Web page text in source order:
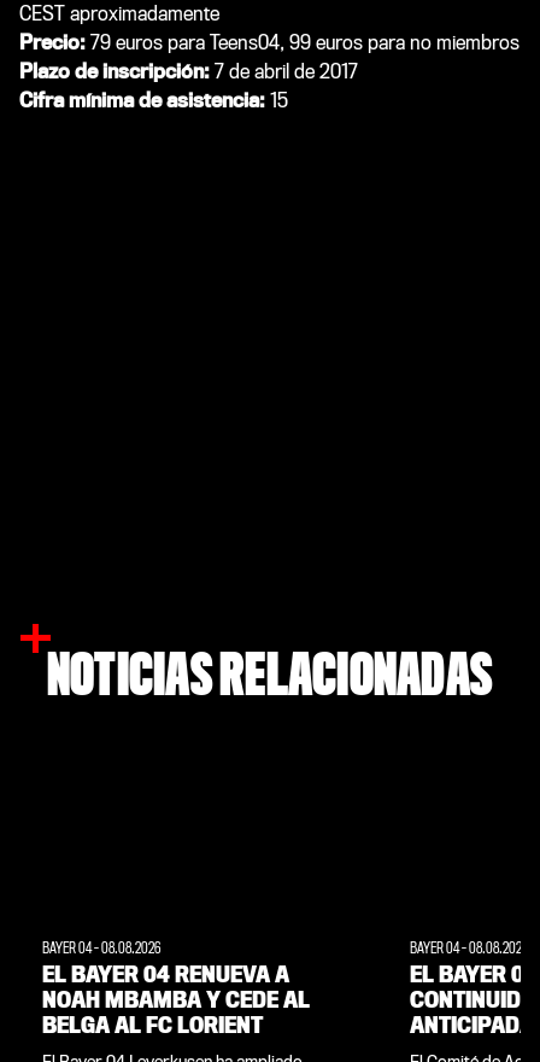
CEST aproximadamente
Precio: 79 euros para Teens04, 99 euros para no miembros
Plazo de inscripción: 7 de abril de 2017
Cifra mínima de asistencia: 15
NOTICIAS RELACIONADAS
BAYER 04-08.08.2026
EL BAYER 04 RENUEVA A
NOAH MBAMBA Y CEDE AL
BELGA AL FC LORIENT
BAYER 04-08.08.2026
EL BAYER
CONTRATOS